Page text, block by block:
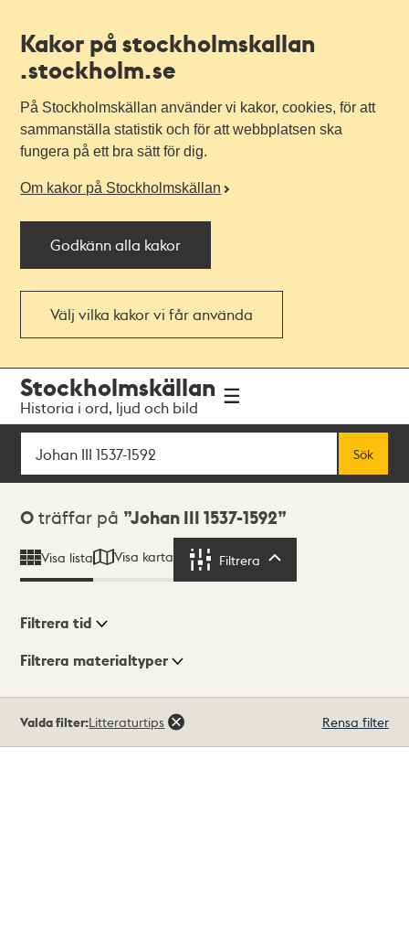
Kakor på stockholmskallan
.stockholm.se
På Stockholmskällan använder vi kakor, cookies, för att
sammanställa statistik och för att webbplatsen ska
fungera på ett bra sätt för dig.
Om kakor på Stockholmskällan
Godkänn alla kakor
Välj vilka kakor vi får använda
navigationen
huvudinnehållet
Stockholmskällan
Historia i ord, ljud och bild
Sök
Sök
Sökresultat
0 träffar på Johan III 1537-1592
Visa lista Visa karta Filtrera
Visningsläge
Filtrera tid
Filtrera materialtyper
träffar
Valda filter:Litteraturtips Rensa filter